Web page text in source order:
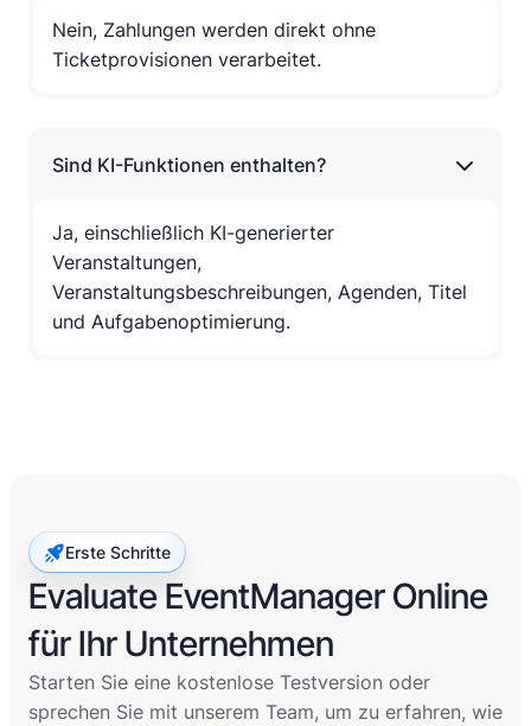
Nein, Zahlungen werden direkt ohne
Ticketprovisionen verarbeitet.
Sind KI-Funktionen enthalten?
Ja, einschließlich KI-generierter
Veranstaltungen,
Veranstaltungsbeschreibungen, Agenden, Titel
und Aufgabenoptimierung.
Erste Schritte
Evaluate EventManager Online
für Ihr Unternehmen
Starten Sie eine kostenlose Testversion oder
sprechen Sie mit unserem Team, um zu erfahren, wie